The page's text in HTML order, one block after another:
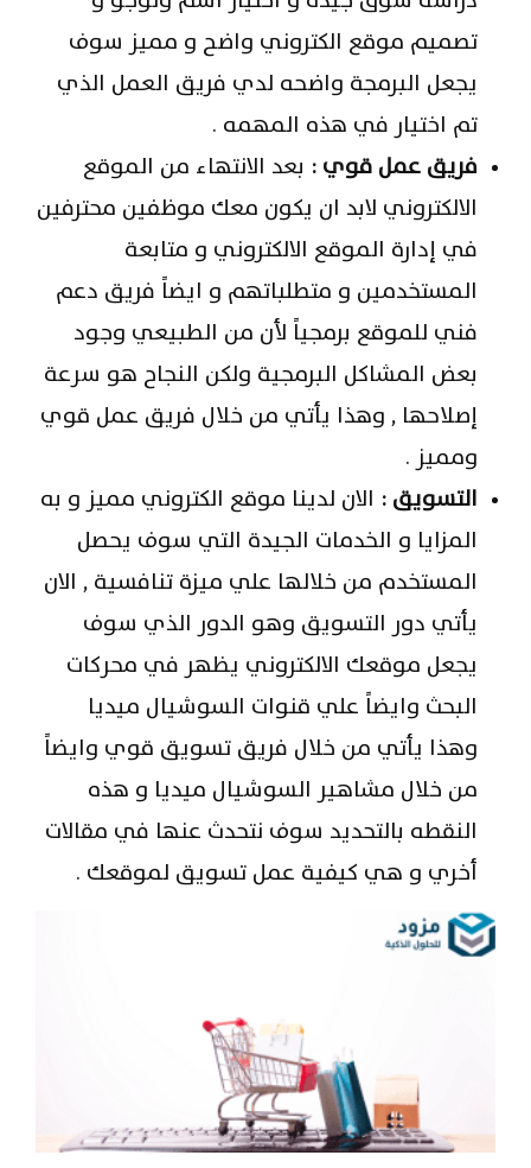
تصميم موقع الكتروني واضح و مميز سوف
يجعل البرمجة واضحه لدي فريق العمل الذي
تم اختيار في هذه المهمه .
فريق عمل قوي : بعد الانتهاء من الموقع
الالكتروني لابد ان يكون معك موظفين محترفين
في إدارة الموقع الالكتروني و متابعة
المستخدمين و متطلباتهم و ايضاً فريق دعم
فني للموقع برمجياً لأن من الطبيعي وجود
بعض المشاكل البرمجية ولكن النجاح هو سرعة
إصلاحها , وهذا يأتي من خلال فريق عمل قوي
ومميز .
التسويق : الان لدينا موقع الكتروني مميز و به
المزايا و الخدمات الجيدة التي سوف يحصل
المستخدم من خلالها علي ميزة تنافسية , الان
يأتي دور التسويق وهو الدور الذي سوف
يجعل موقعك الالكتروني يظهر في محركات
البحث وايضاً علي قنوات السوشيال ميديا
وهذا يأتي من خلال فريق تسويق قوي وايضاً
من خلال مشاهير السوشيال ميديا و هذه
النقطه بالتحديد سوف نتحدث عنها في مقالات
أخري و هي كيفية عمل تسويق لموقعك .